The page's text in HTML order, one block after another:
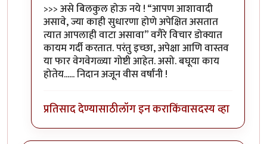
>>> असे बिलकुल होऊ नये ! “आपण आशावादी
असावे, ज्या काही सुधारणा होणे अपेक्षित असतात
त्यात आपलाही वाटा असावा” वगैरे विचार डोक्यात
कायम गर्दी करतात. परंतु इच्छा, अपेक्षा आणि वास्तव
या फार वेगवेगळ्या गोष्टी आहेत. असो. बघूया काय
होतेय...... निदान अजून वीस वर्षांनी !
प्रतिसाद देण्यासाठीलॉग इन कराकिंवासदस्य व्हा